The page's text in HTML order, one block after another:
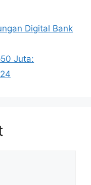
Digital Bank
Juta: